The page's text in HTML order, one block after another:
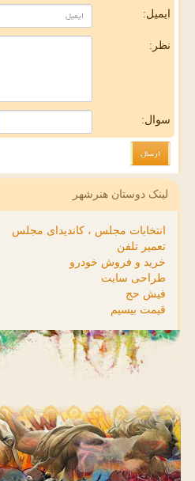
ایمیل:
نظر:
سوال:
لینک دوستان هنرشهر
انتخابات مجلس ، کاندیدای مجلس
تعمیر تلفن
خرید و فروش خودرو
طراحی سایت
فیش حج
قیمت بیسیم